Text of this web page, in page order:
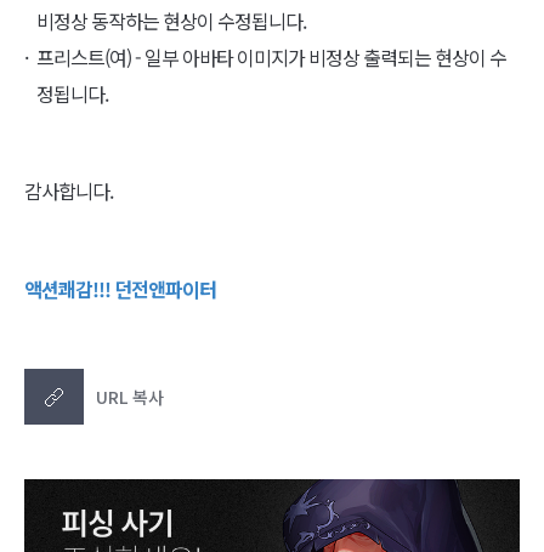
비정상 동작하는 현상이 수정됩니다.
프리스트(여) - 일부 아바타 이미지가 비정상 출력되는 현상이 수
정됩니다.
감사합니다.
액션쾌감!!! 던전앤파이터
URL 복사